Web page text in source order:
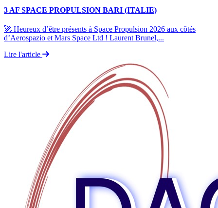
3 AF SPACE PROPULSION BARI (ITALIE)
🚀 Heureux d’être présents à Space Propulsion 2026 aux côtés
d’Aerospazio et Mars Space Ltd ! Laurent Brunel,...
Lire l'article